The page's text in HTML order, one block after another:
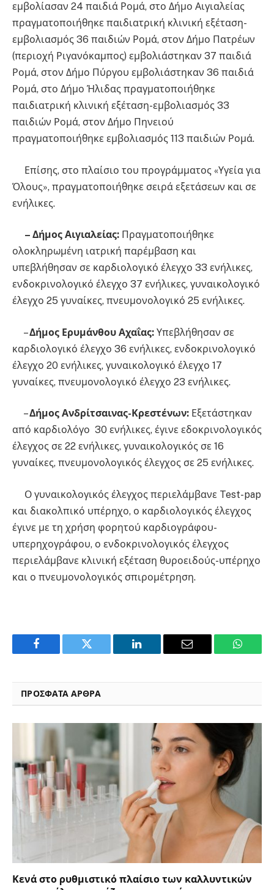
εμβολίασαν 24 παιδιά Ρομά, στο Δήμο Αιγιαλείας
πραγματοποιήθηκε παιδιατρική κλινική εξέταση-
εμβολιασμός 36 παιδιών Ρομά, στον Δήμο Πατρέων
(περιοχή Ριγανόκαμπος) εμβολιάστηκαν 37 παιδιά
Ρομά, στον Δήμο Πύργου εμβολιάστηκαν 36 παιδιά
Ρομά, στο Δήμο Ήλιδας πραγματοποιήθηκε
παιδιατρική κλινική εξέταση-εμβολιασμός 33
παιδιών Ρομά, στον Δήμο Πηνειού
πραγματοποιήθηκε εμβολιασμός 113 παιδιών Ρομά.
Επίσης, στο πλαίσιο του προγράμματος «Υγεία για
Όλους», πραγματοποιήθηκε σειρά εξετάσεων και σε
ενήλικες.
– Δήμος Αιγιαλείας: Πραγματοποιήθηκε
ολοκληρωμένη ιατρική παρέμβαση και
υπεβλήθησαν σε καρδιολογικό έλεγχο 33 ενήλικες,
ενδοκρινολογικό έλεγχο 37 ενήλικες, γυναικολογικό
έλεγχο 25 γυναίκες, πνευμονολογικό 25 ενήλικες.
–Δήμος Ερυμάνθου Αχαΐας: Υπεβλήθησαν σε
καρδιολογικό έλεγχο 36 ενήλικες, ενδοκρινολογικό
έλεγχο 20 ενήλικες, γυναικολογικό έλεγχο 17
γυναίκες, πνευμονολογικό έλεγχο 23 ενήλικες.
–Δήμος Ανδρίτσαινας-Κρεστένων: Εξετάστηκαν
από καρδιολόγο 30 ενήλικες, έγινε εδοκρινολογικός
έλεγχος σε 22 ενήλικες, γυναικολογικός σε 16
γυναίκες, πνευμονολογικός έλεγχος σε 25 ενήλικες.
Ο γυναικολογικός έλεγχος περιελάμβανε Test-pap
και διακολπικό υπέρηχο, ο καρδιολογικός έλεγχος
έγινε με τη χρήση φορητού καρδιογράφου-
υπερηχογράφου, ο ενδοκρινολογικός έλεγχος
περιελάμβανε κλινική εξέταση θυροειδούς-υπέρηχο
και ο πνευμονολογικός σπιρομέτρηση.
Facebook Twitter LinkedIn Email
ΠΡΟΣΦΑΤΑ ΑΡΘΡΑ
Κενά στο ρυθμιστικό πλαίσιο των καλλυντικών